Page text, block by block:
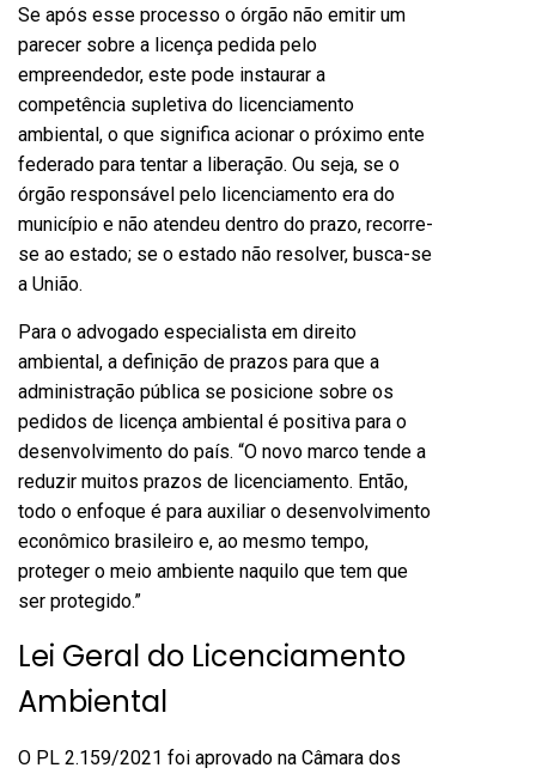
Se após esse processo o órgão não emitir um
parecer sobre a licença pedida pelo
empreendedor, este pode instaurar a
competência supletiva do licenciamento
ambiental, o que significa acionar o próximo ente
federado para tentar a liberação. Ou seja, se o
órgão responsável pelo licenciamento era do
município e não atendeu dentro do prazo, recorre-
se ao estado; se o estado não resolver, busca-se
a União.
Para o advogado especialista em direito
ambiental, a definição de prazos para que a
administração pública se posicione sobre os
pedidos de licença ambiental é positiva para o
desenvolvimento do país. “O novo marco tende a
reduzir muitos prazos de licenciamento. Então,
todo o enfoque é para auxiliar o desenvolvimento
econômico brasileiro e, ao mesmo tempo,
proteger o meio ambiente naquilo que tem que
ser protegido.”
Lei Geral do Licenciamento
Ambiental
O PL 2.159/2021 foi aprovado na Câmara dos